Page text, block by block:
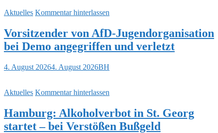
Aktuelles Kommentar hinterlassen
Vorsitzender von AfD-Jugendorganisation
bei Demo angegriffen und verletzt
4. August 20264. August 2026BH
Aktuelles Kommentar hinterlassen
Hamburg: Alkoholverbot in St. Georg
startet – bei Verstößen Bußgeld